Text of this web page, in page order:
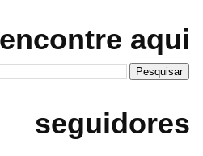
encontre aqui
seguidores